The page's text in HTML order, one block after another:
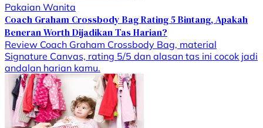
Pakaian Wanita
Coach Graham Crossbody Bag Rating 5 Bintang, Apakah
Beneran Worth Dijadikan Tas Harian?
Review Coach Graham Crossbody Bag, material
Signature Canvas, rating 5/5 dan alasan tas ini cocok jadi
andalan harian kamu.